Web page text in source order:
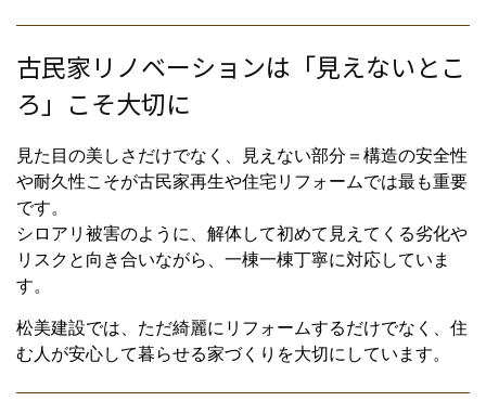
古民家リノベーションは「見えないとこ
ろ」こそ大切に
見た目の美しさだけでなく、見えない部分＝構造の安全性
や耐久性こそが古民家再生や住宅リフォームでは最も重要
です。
シロアリ被害のように、解体して初めて見えてくる劣化や
リスクと向き合いながら、一棟一棟丁寧に対応していま
す。
松美建設では、ただ綺麗にリフォームするだけでなく、住
む人が安心して暮らせる家づくりを大切にしています。